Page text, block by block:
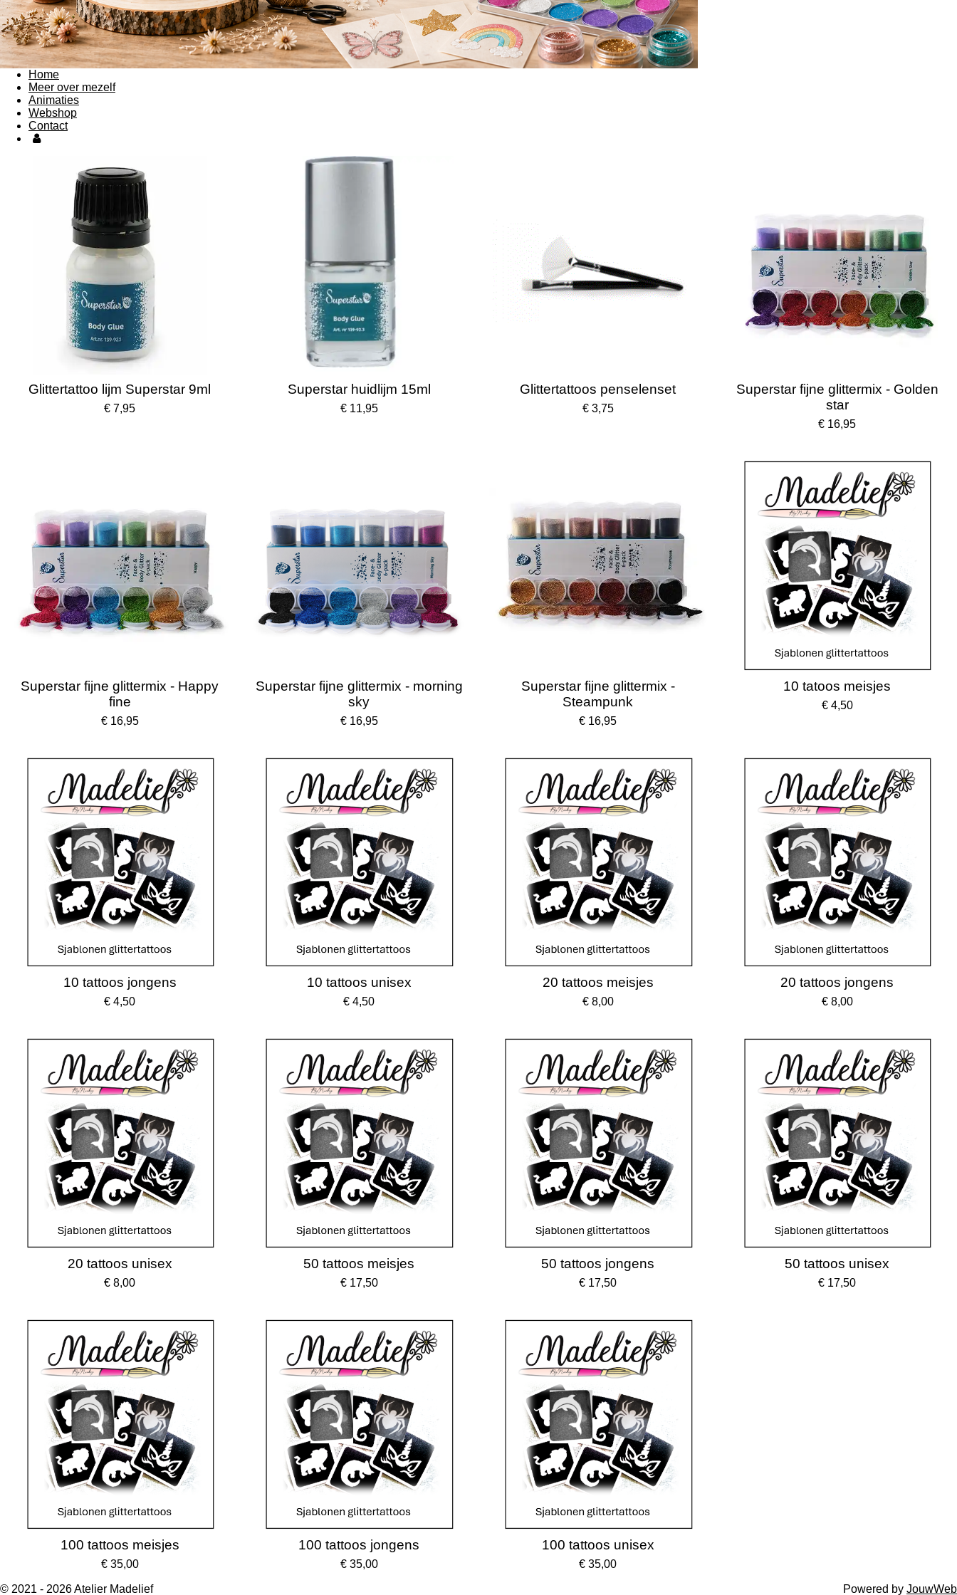
Home
Meer over mezelf
Animaties
Webshop
Contact
Glittertattoo lijm Superstar 9ml
€ 7,95
Superstar huidlijm 15ml
€ 11,95
Glittertattoos penselenset
€ 3,75
Superstar fijne glittermix - Golden
star
€ 16,95
Superstar fijne glittermix - Happy
fine
€ 16,95
Superstar fijne glittermix - morning
sky
€ 16,95
Superstar fijne glittermix -
Steampunk
€ 16,95
10 tatoos meisjes
€ 4,50
10 tattoos jongens
€ 4,50
10 tattoos unisex
€ 4,50
20 tattoos meisjes
€ 8,00
20 tattoos jongens
€ 8,00
20 tattoos unisex
€ 8,00
50 tattoos meisjes
€ 17,50
50 tattoos jongens
€ 17,50
50 tattoos unisex
€ 17,50
100 tattoos meisjes
€ 35,00
100 tattoos jongens
€ 35,00
100 tattoos unisex
€ 35,00
© 2021 - 2026 Atelier Madelief Powered by JouwWeb